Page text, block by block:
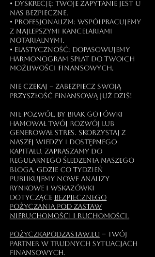
• Dyskrecję: Twoje zapytanie jest u
nas bezpieczne.
• Profesjonalizm: Współpracujemy
z najlepszymi kancelariami
notarialnymi.
• Elastyczność: Dopasowujemy
harmonogram spłat do Twoich
możliwości finansowych.
Nie czekaj – zabezpiecz swoją
przyszłość finansową już dziś​!
Nie pozwól, by brak gotówki
hamował Twój rozwój lub
generował stres. Skorzystaj z
naszej wiedzy i dostępnego
kapitału. Zapraszamy do
regularnego śledzenia naszego
bloga, gdzie co tydzień
publikujemy nowe analizy
rynkowe i wskazówki
dotyczące bezpiecznego
pożyczania pod zastaw
nieruchomości i ruchomości.
PożyczkaPodZastaw.eu – Twój
partner w trudnych sytuacjach
finansowych.